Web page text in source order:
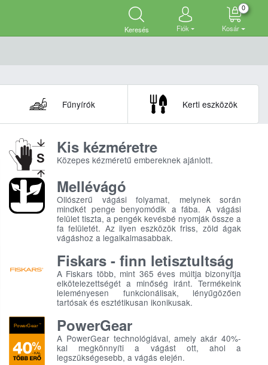
Keresés Fiók Kosár
0
Fűnyírók Kerti eszközök
Kis kézméretre
Közepes kézméretű embereknek ajánlott.
Mellévágó
Ollószerű vágási folyamat, melynek során
mindkét penge benyomódik a fába. A vágási
felület tiszta, a pengék kevésbé nyomják össze a
fa felületét. Az ilyen eszközök friss, zöld ágak
vágáshoz a legalkalmasabbak.
Fiskars - finn letisztultság
A Fiskars több, mint 365 éves múltja bizonyítja
elkötelezettségét a minőség iránt. Termékeink
leleményesen funkcionálisak, lényűgözően
tartósak és esztétikusan ikonikusak.
PowerGear
A PowerGear technológiával, amely akár 40%-
kal megkönnyíti a vágást ott, ahol a
legszükségesebb, a vágás elején.